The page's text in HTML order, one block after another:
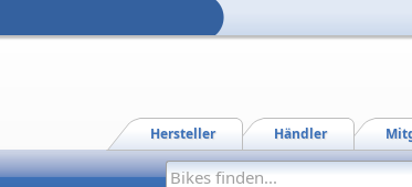
Händler
Hersteller